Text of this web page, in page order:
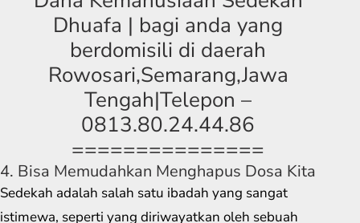
Dhuafa | bagi anda yang
berdomisili di daerah
Rowosari,Semarang,Jawa
Tengah|Telepon –
0813.80.24.44.86
===============
4. Bisa Memudahkan Menghapus Dosa Kita
Sedekah adalah salah satu ibadah yang sangat
istimewa, seperti yang diriwayatkan oleh sebuah